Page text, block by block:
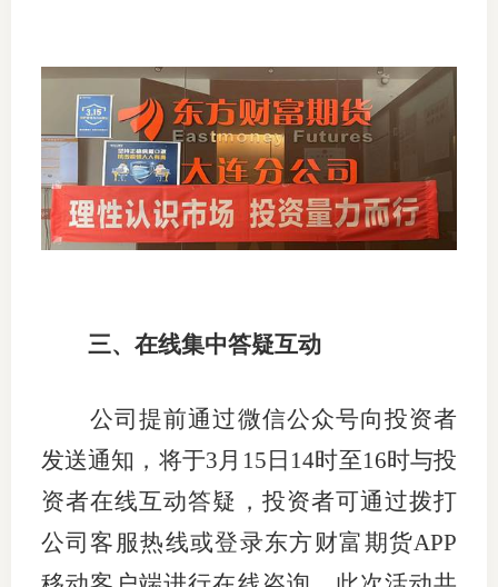
三、在线集中答疑互动
公司提前通过微信公众号向投资者
发送通知，将于3月 15 日 14时至16时与投
资者在线互动答疑，投资者可通过拨打
公司客服热线或登录东方财富期货APP